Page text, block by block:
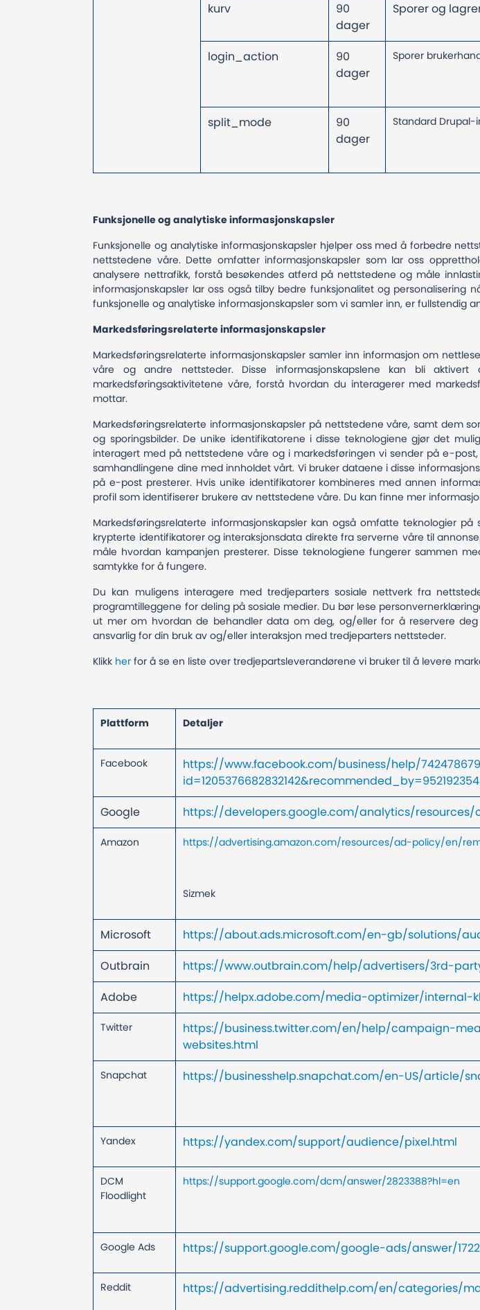
kurv
90
dager
Sporer og
login_action
90
dager
Sporer
split_mode
90
dager
Standard Drupal-
Funksjonelle og analytiske informasjonskapsler
Funksjonelle og analytiske informasjonskapsler hjelper oss med å forbedre
nettstedene våre. Dette omfatter informasjonskapsler som lar oss
analysere nettrafikk, forstå besøkendes atferd på nettstedene og måle
informasjonskapsler lar oss også tilby bedre funksjonalitet og
funksjonelle og analytiske informasjonskapsler som vi samler inn, er fullstendig
Markedsføringsrelaterte informasjonskapsler
Markedsføringsrelaterte informasjonskapsler samler inn informasjon om
våre og andre nettsteder. Disse informasjonskapslene kan bli
markedsføringsaktivitetene våre, forstå hvordan du interagerer med
mottar.
Markedsføringsrelaterte informasjonskapsler på nettstedene våre, samt dem
og sporingsbilder. De unike identifikatorene i disse teknologiene gjør det
interagert med på nettstedene våre og i markedsføringen vi sender på e-
samhandlingene dine med innholdet vårt. Vi bruker dataene i disse
på e-post presterer. Hvis unike identifikatorer kombineres med annen
profil som identifiserer brukere av nettstedene våre. Du kan finne mer
Markedsføringsrelaterte informasjonskapsler kan også omfatte teknologier
krypterte identifikatorer og interaksjonsdata direkte fra serverne våre til
måle hvordan kampanjen presterer. Disse teknologiene fungerer sammen
samtykke for å fungere.
Du kan muligens interagere med tredjeparters sosiale nettverk fra
programtilleggene for deling på sosiale medier. Du bør lese
ut mer om hvordan de behandler data om deg, og/eller for å reservere deg
ansvarlig for din bruk av og/eller interaksjon med tredjeparters nettsteder.
Klikk her for å se en liste over tredjepartsleverandørene vi bruker til å levere
Plattform Detaljer
Facebook
https://www.facebook.com/business/help/
Google
https://developers.google.com/analytics/
Amazon https://advertising.amazon.com/resources/ad-policy/en/
Sizmek
Microsoft
https://about.ads.microsoft.com/en-gb/solutions/
Outbrain
https://www.outbrain.com/help/advertisers/3rd-
Adobe
https://helpx.adobe.com/media-optimizer/internal-
Twitter
https://business.twitter.com/en/help/campaign-
websites.html
Snapchat https://businesshelp.snapchat.com/en-US/article/
Yandex https://yandex.com/support/audience/pixel.html
DCM
Floodlight
https://support.google.com/dcm/answer/2823388?hl=en
Google Ads https://support.google.com/google-ads/answer/
Reddit https://advertising.reddithelp.com/en/categories/